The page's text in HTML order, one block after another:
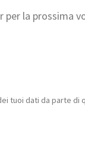
per la prossima
tuoi dati da parte di